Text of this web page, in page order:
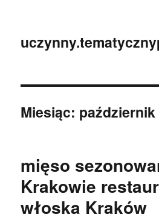
Miesiąc: październik
mięso
Krakowie
włoska Kraków